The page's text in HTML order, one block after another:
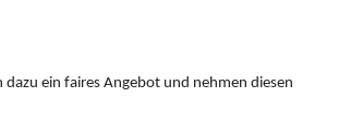
ein faires Angebot und nehmen diesen